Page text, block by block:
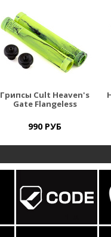
Грипсы Cult Heaven's
Gate Flangeless
990 РУБ